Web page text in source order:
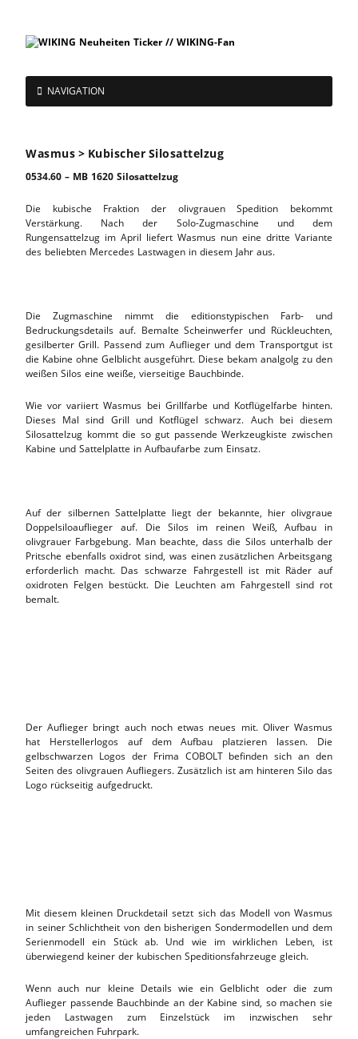
NAVIGATION
Wasmus > Kubischer Silosattelzug
0534.60 – MB 1620 Silosattelzug
Die kubische Fraktion der olivgrauen Spedition bekommt
Verstärkung. Nach der Solo-Zugmaschine und dem
Rungensattelzug im April liefert Wasmus nun eine dritte Variante
des beliebten Mercedes Lastwagen in diesem Jahr aus.
Die Zugmaschine nimmt die editionstypischen Farb- und
Bedruckungsdetails auf. Bemalte Scheinwerfer und Rückleuchten,
gesilberter Grill. Passend zum Auflieger und dem Transportgut ist
die Kabine ohne Gelblicht ausgeführt. Diese bekam analgolg zu den
weißen Silos eine weiße, vierseitige Bauchbinde.
Wie vor variiert Wasmus bei Grillfarbe und Kotflügelfarbe hinten.
Dieses Mal sind Grill und Kotflügel schwarz. Auch bei diesem
Silosattelzug kommt die so gut passende Werkzeugkiste zwischen
Kabine und Sattelplatte in Aufbaufarbe zum Einsatz.
Auf der silbernen Sattelplatte liegt der bekannte, hier olivgraue
Doppelsiloauflieger auf. Die Silos im reinen Weiß, Aufbau in
olivgrauer Farbgebung. Man beachte, dass die Silos unterhalb der
Pritsche ebenfalls oxidrot sind, was einen zusätzlichen Arbeitsgang
erforderlich macht. Das schwarze Fahrgestell ist mit Räder auf
oxidroten Felgen bestückt. Die Leuchten am Fahrgestell sind rot
bemalt.
Der Auflieger bringt auch noch etwas neues mit. Oliver Wasmus
hat Herstellerlogos auf dem Aufbau platzieren lassen. Die
gelbschwarzen Logos der Frima COBOLT befinden sich an den
Seiten des olivgrauen Aufliegers. Zusätzlich ist am hinteren Silo das
Logo rückseitig aufgedruckt.
Mit diesem kleinen Druckdetail setzt sich das Modell von Wasmus
in seiner Schlichtheit von den bisherigen Sondermodellen und dem
Serienmodell ein Stück ab. Und wie im wirklichen Leben, ist
überwiegend keiner der kubischen Speditionsfahrzeuge gleich.
Wenn auch nur kleine Details wie ein Gelblicht oder die zum
Auflieger passende Bauchbinde an der Kabine sind, so machen sie
jeden Lastwagen zum Einzelstück im inzwischen sehr
umfangreichen Fuhrpark.